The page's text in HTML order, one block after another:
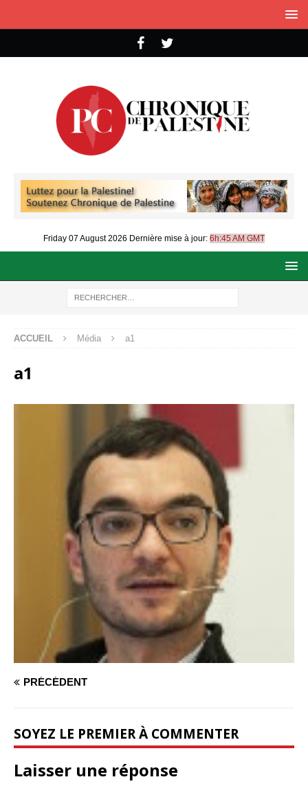
Friday 07 August 2026 Dernière mise à jour: 6h:45 AM GMT
ACCUEIL Média a1
a1
PRÉCÉDENT
SOYEZ LE PREMIER À COMMENTER
Laisser une réponse